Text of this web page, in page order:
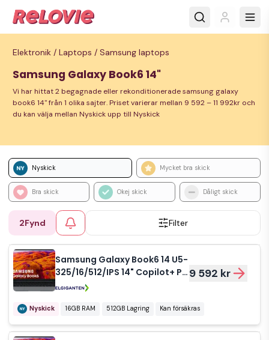
Elektronik / Laptops / Samsung laptops
Samsung Galaxy Book6 14"
Vi har hittat 2 begagnade eller rekonditionerade samsung galaxy
book6 14" från 1 olika sajter. Priset varierar mellan 9 592 – 11 992kr och
du kan välja mellan Nyskick upp till Nyskick
Nyskick Mycket bra skick
Bra skick Okej skick Dåligt skick
2Fynd Filter
Samsung Galaxy Book6 14 U5-
325/16/512/IPS 14" Copilot+ PC
- Nyskick - i
9 592 kr
Nyskick 16GB RAM 512GB Lagring Kan försäkras